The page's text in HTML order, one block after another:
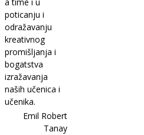
poticanju i
odražavanju
kreativnog
promišljanja i
bogatstva
izražavanja
naših učenica i
učenika.
Emil Robert
Tanay